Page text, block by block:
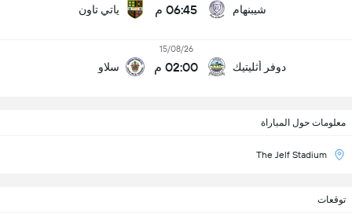
شيبنهام 06:45 م ياتي تاون
دوفر أثليتيك
15/08/26
02:00 م سلاو
معلومات حول المباراة
The Jelf Stadium
توقعات